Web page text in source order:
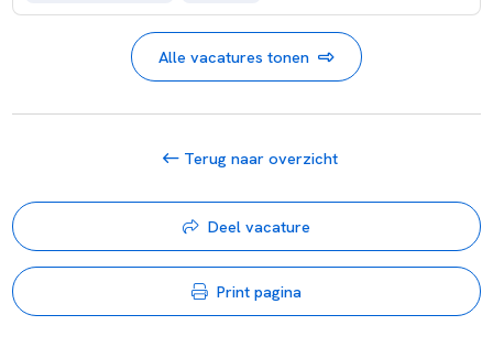
Alle vacatures tonen
Terug naar overzicht
Deel vacature
Print pagina